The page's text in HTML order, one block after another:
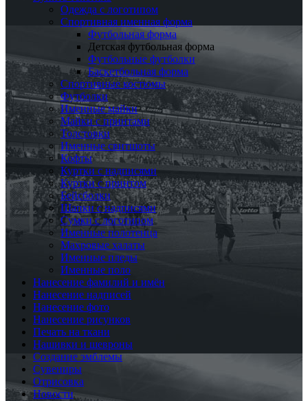
Одежда с логотипом
Спортивная именная форма
Футбольная форма
Детская футбольная форма
Футбольные футболки
Баскетбольная форма
Спортивные костюмы
Футболки
Именные майки
Майки с принтами
Толстовки
Именные свитшоты
Кофты
Куртки с надписями
Куртки с принтом
Бейсболки
Шапки с надписями
Сумки с логотипом
Именные полотенца
Махровые халаты
Именные пледы
Именные поло
Нанесение фамилий и имён
Нанесение надписей
Нанесение фото
Нанесение рисунков
Печать на ткани
Нашивки и шевроны
Создание эмблемы
Сувениры
Отрисовка
Новости